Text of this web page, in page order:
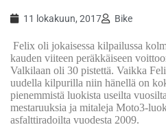
11 lokakuun, 2017 Bike
Felix oli jokaisessa kilpailussa
kauden viiteen peräkkäiseen
Valkilaan oli 30 pistettä. Vaikka
uudella kilpurilla niin hänellä on
pienemmistä luokista useilta
mestaruuksia ja mitaleja Moto3-
asfalttiradoilta vuodesta 2009.